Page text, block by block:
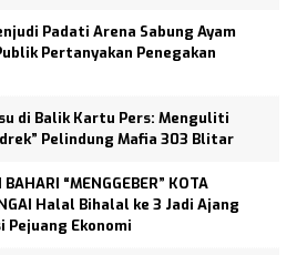
Padati Arena Sabung Ayam
Pertanyakan Penegakan
di Balik Kartu Pers: Menguliti
Pelindung Mafia 303 Blitar
“MENGGEBER” KOTA
Halal Bihalal ke 3 Jadi Ajang
Pejuang Ekonomi